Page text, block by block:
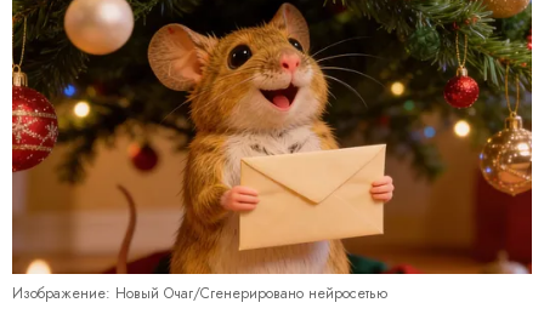
Изображение: Новый Очаг/Сгенерировано нейросетью